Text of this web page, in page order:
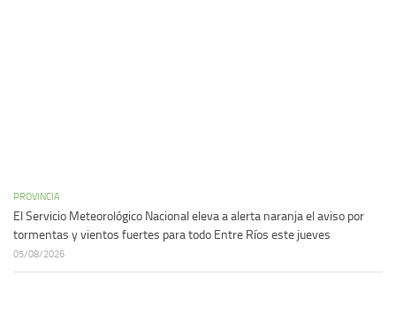
PROVINCIA
El Servicio Meteorológico Nacional eleva a alerta naranja el aviso por
tormentas y vientos fuertes para todo Entre Ríos este jueves
05/08/2026